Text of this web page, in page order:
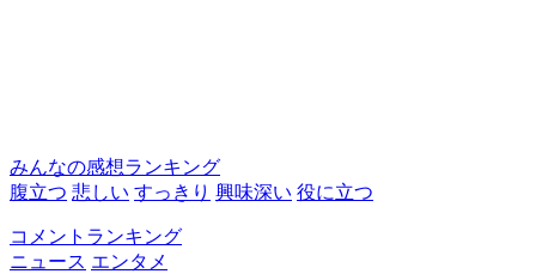
みんなの感想ランキング
腹立つ 悲しい すっきり 興味深い 役に立つ
コメントランキング
ニュース エンタメ